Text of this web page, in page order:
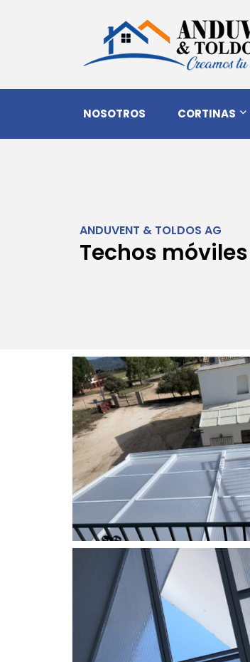
NOSOTROS CORTINAS
ANDUVENT & TOLDOS AG
Techos